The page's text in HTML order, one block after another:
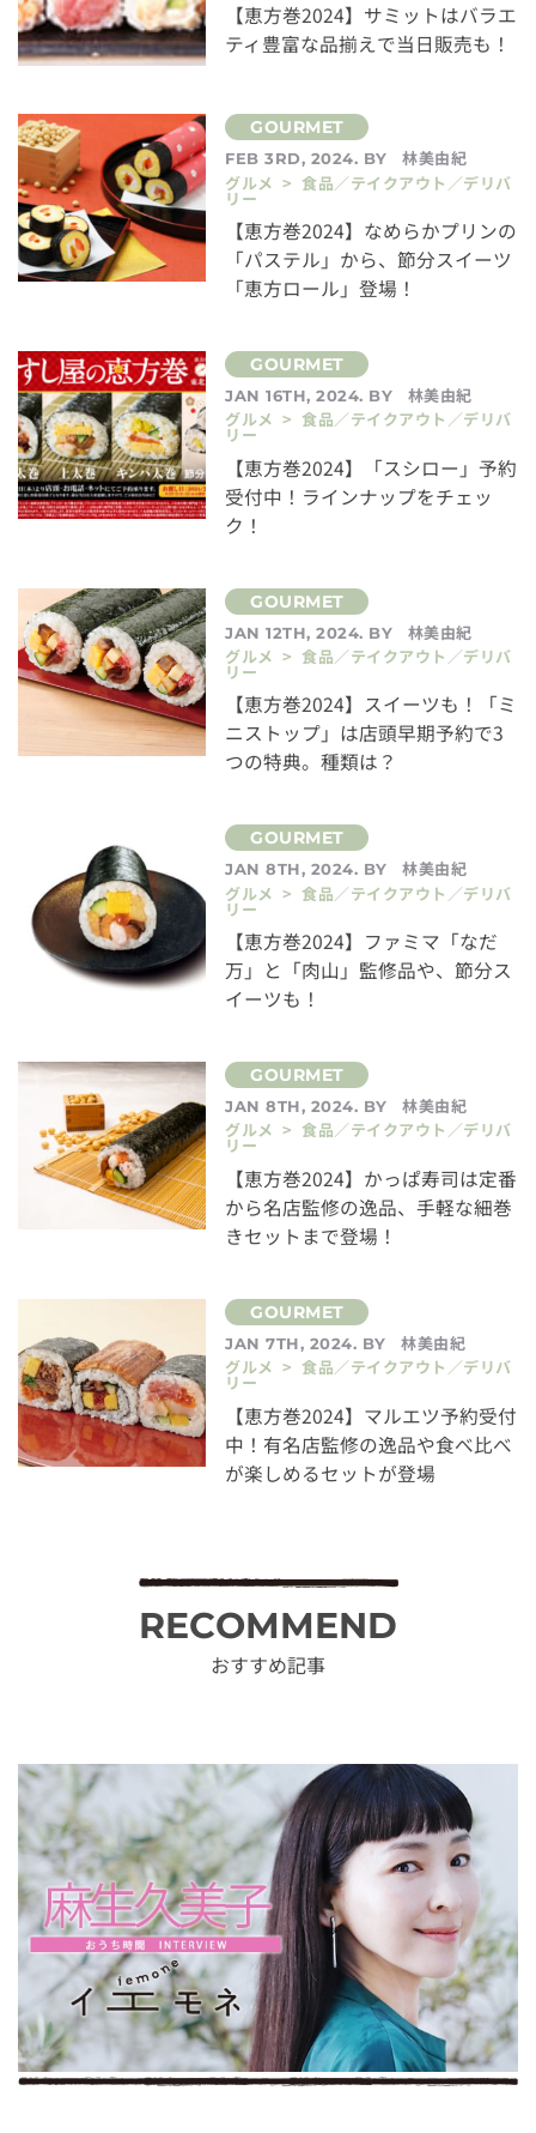
【恵方巻2024】サミットはバラエ
ティ豊富な品揃えで当日販売も！
FEB 3RD, 2024. BY
林美由紀
グルメ > 食品／テイクアウト／デリバ
リー
【恵方巻2024】なめらかプリンの
「パステル」から、節分スイーツ
「恵方ロール」登場！
JAN 16TH, 2024. BY
林美由紀
グルメ > 食品／テイクアウト／デリバ
リー
【恵方巻2024】「スシロー」予約
受付中！ラインナップをチェッ
ク！
JAN 12TH, 2024. BY
林美由紀
グルメ > 食品／テイクアウト／デリバ
リー
【恵方巻2024】スイーツも！「ミ
ニストップ」は店頭早期予約で3
つの特典。種類は？
JAN 8TH, 2024. BY
林美由紀
グルメ > 食品／テイクアウト／デリバ
リー
【恵方巻2024】ファミマ「なだ
万」と「肉山」監修品や、節分ス
イーツも！
JAN 8TH, 2024. BY
林美由紀
グルメ > 食品／テイクアウト／デリバ
リー
【恵方巻2024】かっぱ寿司は定番
から名店監修の逸品、手軽な細巻
きセットまで登場！
JAN 7TH, 2024. BY
林美由紀
グルメ > 食品／テイクアウト／デリバ
リー
【恵方巻2024】マルエツ予約受付
中！有名店監修の逸品や食べ比べ
が楽しめるセットが登場
RECOMMEND
おすすめ記事